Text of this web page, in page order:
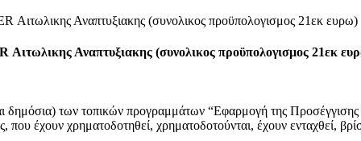
Αιτωλικης Αναπτυξιακης (συνολικος προϋπολογισμος 21εκ ευρω)
Αναπτυξιακης (συνολικος προϋπολογισμος 21εκ
και δημόσια) των τοπικών προγραμμάτων “Εφαρμογή της
έχουν χρηματοδοτηθεί, χρηματοδοτούνται, έχουν ενταχθεί,